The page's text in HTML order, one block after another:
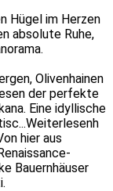
Hügel im Herzen
absolute Ruhe,
Olivenhainen
der perfekte
Eine idyllische
...Weiterlesenh
hier aus
Bauernhäuser